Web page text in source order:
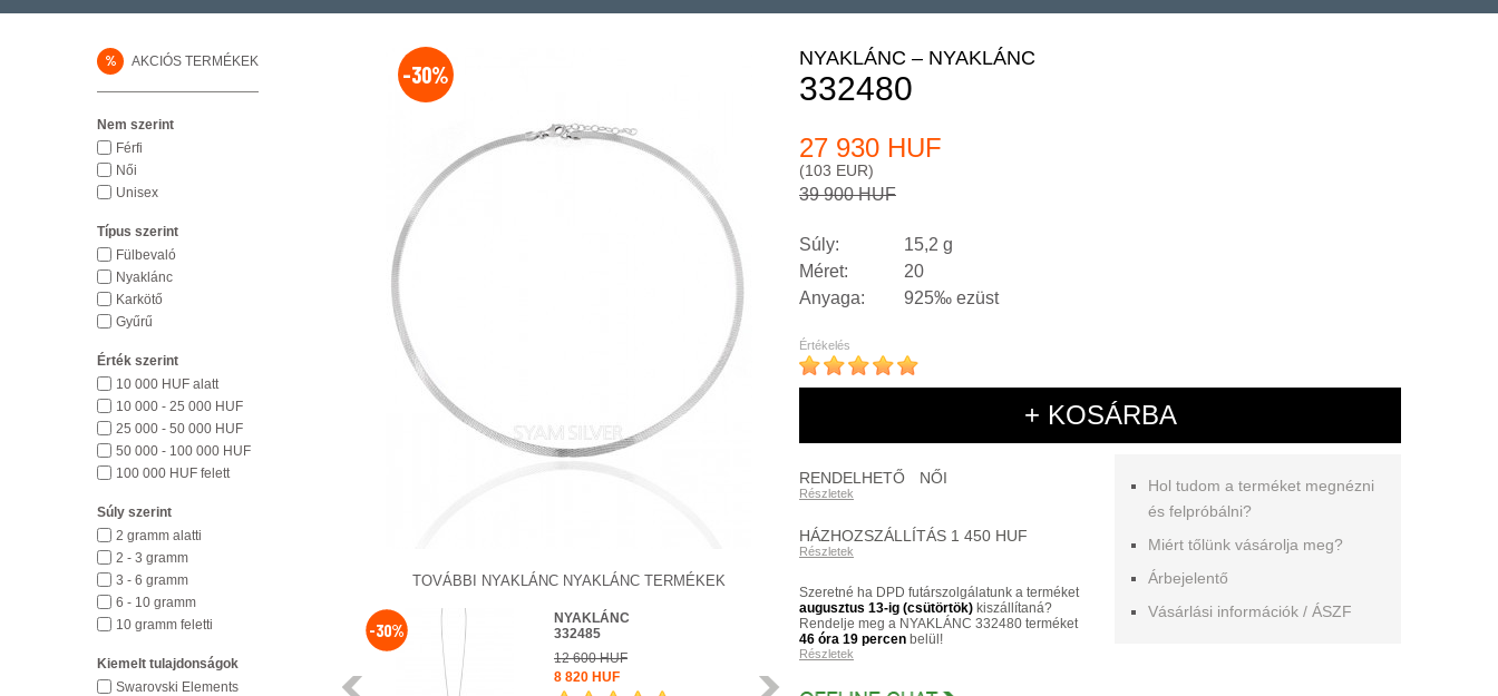
% AKCIÓS TERMÉKEK
Nem szerint
Férfi
Női
Unisex
Típus szerint
Fülbevaló
Nyaklánc
Karkötő
Gyűrű
Érték szerint
10 000 HUF alatt
10 000 - 25 000 HUF
25 000 - 50 000 HUF
50 000 - 100 000 HUF
100 000 HUF felett
Súly szerint
2 gramm alatti
2 - 3 gramm
3 - 6 gramm
6 - 10 gramm
10 gramm feletti
Kiemelt tulajdonságok
Swarovski Elements
NYAKLÁNC – NYAKLÁNC
332480
27 930 HUF
(103 EUR)
39 900 HUF
Súly:
15,2 g
Méret:
20
Anyaga:
925‰ ezüst
Értékelés
+ KOSÁRBA
Hol tudom a terméket megnézni
és felpróbálni?
Miért tőlünk vásárolja meg?
Árbejelentő
Vásárlási információk / ÁSZF
RENDELHETŐ
Részletek
NŐI
HÁZHOZSZÁLLÍTÁS 1 450 HUF
Részletek
Szeretné ha DPD futárszolgálatunk a terméket
augusztus 13-ig (csütörtök) kiszállítaná?
Rendelje meg a NYAKLÁNC 332480 terméket
46 óra 19 percen belül!
Részletek
-30%
TOVÁBBI NYAKLÁNC NYAKLÁNC TERMÉKEK
NYAKLÁNC
330372
14 290 HUF
NYAKLÁNC
332485
12 600 HUF
8 820 HUF
-30%
NYAKLÁNC